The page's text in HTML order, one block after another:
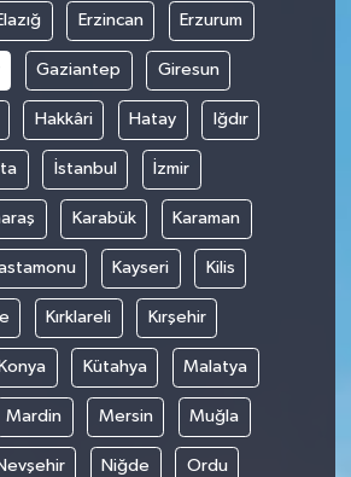
Erzincan Erzurum
Gaziantep Giresun
Hakkâri Hatay Iğdır
İstanbul İzmir
Karabük Karaman
Kayseri Kilis
Kırklareli Kırşehir
Konya Kütahya Malatya
Mardin Mersin Muğla
Niğde Ordu